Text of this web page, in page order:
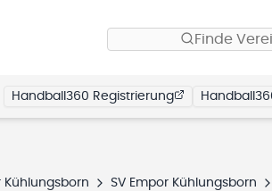
Finde
Handball360 Registrierung
Kühlungsborn SV Empor Kühlungsborn